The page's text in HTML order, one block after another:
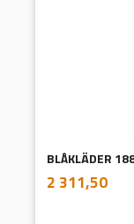
BLÅKLÄDER
Pris
2 311,50mva.